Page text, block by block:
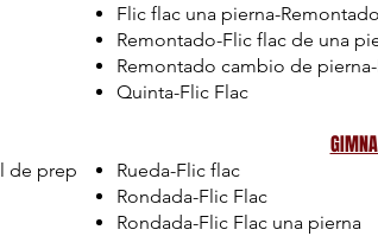
de prep
Flic flac una pierna-Remontado
Remontado-Flic flac de una
Remontado cambio de
Quinta-Flic Flac
Rueda-Flic flac
Rondada-Flic Flac
Rondada-Flic Flac una pierna